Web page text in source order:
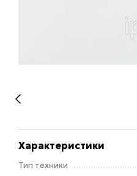
Характеристики
Тип техники